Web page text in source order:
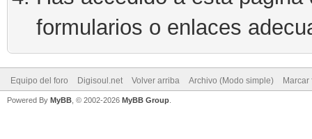
formularios o enlaces
Equipo del foro Digisoul.net Volver arriba Archivo (Modo simple)
Powered By MyBB , © 2002-2026 MyBB Group